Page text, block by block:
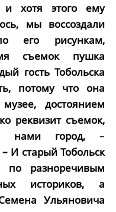
и хотя этого ему
мы воссоздали
его рисункам,
съемок пушка
гость Тобольска
потому что она
достоянием
реквизит съемок,
нами город,–
– И старый Тобольск
по разноречивым
историков, а
Ульяновича